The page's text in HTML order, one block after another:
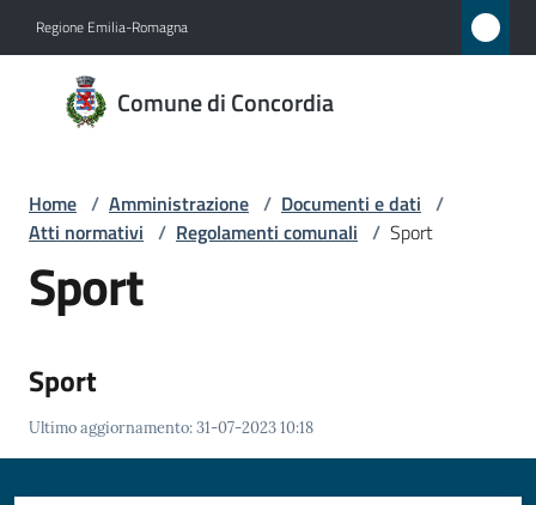
Regione Emilia-Romagna
Comune di Concordia
Comune
di
Menu selezionato
Novità
Servizi
Vivere
Home / Amministrazione / Documenti e dati /
Atti normativi / Regolamenti comunali / Sport
Sport
Sport
Ultimo aggiornamento:31-07-2023 10:18